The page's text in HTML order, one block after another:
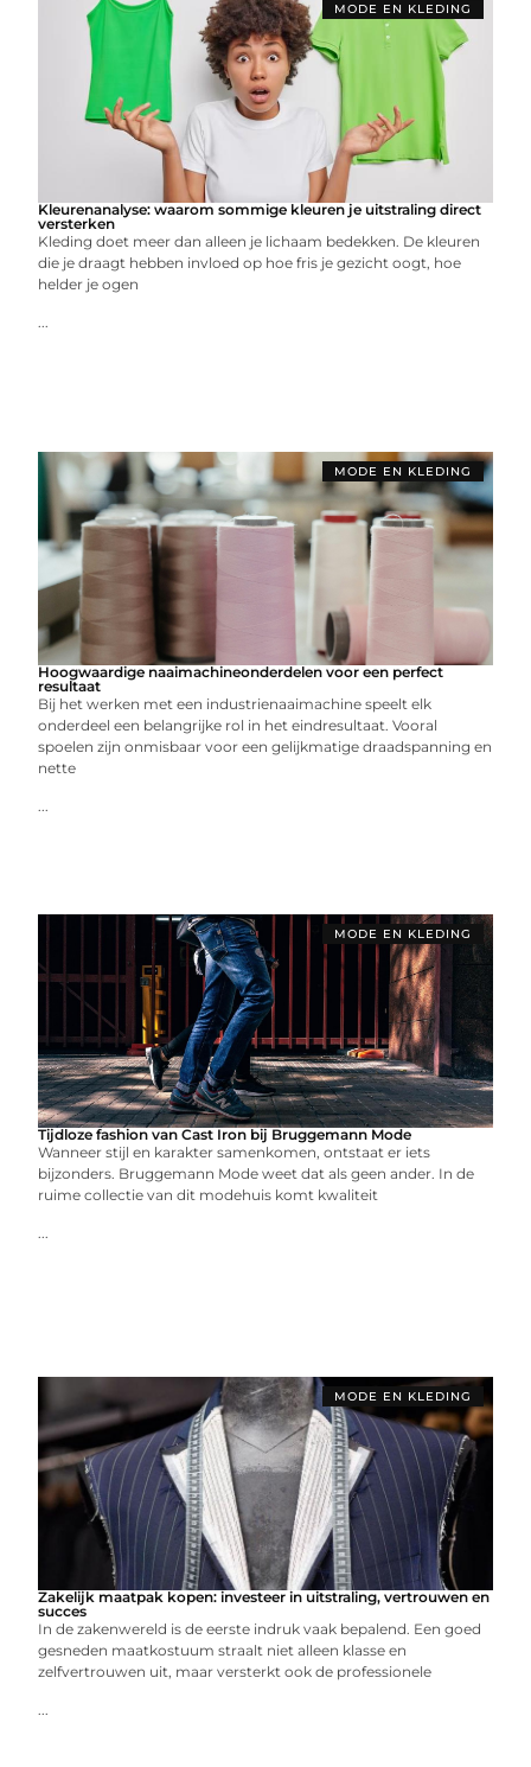
MODE EN KLEDING
Kleurenanalyse: waarom sommige kleuren je uitstraling direct
versterken
Kleding doet meer dan alleen je lichaam bedekken. De kleuren
die je draagt hebben invloed op hoe fris je gezicht oogt, hoe
helder je ogen
...
MODE EN KLEDING
Hoogwaardige naaimachineonderdelen voor een perfect
resultaat
Bij het werken met een industrienaaimachine speelt elk
onderdeel een belangrijke rol in het eindresultaat. Vooral
spoelen zijn onmisbaar voor een gelijkmatige draadspanning en
nette
...
MODE EN KLEDING
Tijdloze fashion van Cast Iron bij Bruggemann Mode
Wanneer stijl en karakter samenkomen, ontstaat er iets
bijzonders. Bruggemann Mode weet dat als geen ander. In de
ruime collectie van dit modehuis komt kwaliteit
...
MODE EN KLEDING
Zakelijk maatpak kopen: investeer in uitstraling, vertrouwen en
succes
In de zakenwereld is de eerste indruk vaak bepalend. Een goed
gesneden maatkostuum straalt niet alleen klasse en
zelfvertrouwen uit, maar versterkt ook de professionele
...